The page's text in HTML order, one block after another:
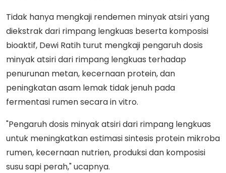
Tidak hanya mengkaji rendemen minyak atsiri yang
diekstrak dari rimpang lengkuas beserta komposisi
bioaktif, Dewi Ratih turut mengkaji pengaruh dosis
minyak atsiri dari rimpang lengkuas terhadap
penurunan metan, kecernaan protein, dan
peningkatan asam lemak tidak jenuh pada
fermentasi rumen secara in vitro.
"Pengaruh dosis minyak atsiri dari rimpang lengkuas
untuk meningkatkan estimasi sintesis protein mikroba
rumen, kecernaan nutrien, produksi dan komposisi
susu sapi perah," ucapnya.